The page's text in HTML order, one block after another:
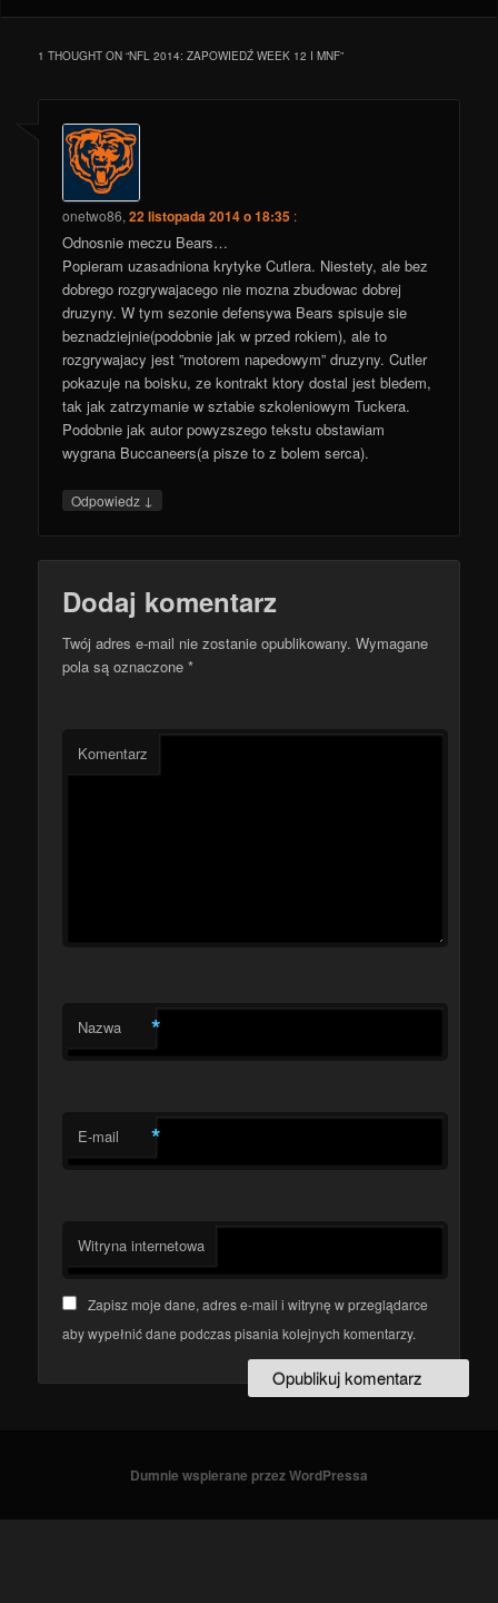
1 THOUGHT ON “NFL 2014: ZAPOWIEDŹ WEEK 12 I MNF”
onetwo86,22 listopada 2014 o 18:35 :
Odnosnie meczu Bears…
Popieram uzasadniona krytyke Cutlera. Niestety, ale bez
dobrego rozgrywajacego nie mozna zbudowac dobrej
druzyny. W tym sezonie defensywa Bears spisuje sie
beznadziejnie(podobnie jak w przed rokiem), ale to
rozgrywajacy jest ”motorem napedowym” druzyny. Cutler
pokazuje na boisku, ze kontrakt ktory dostal jest bledem,
tak jak zatrzymanie w sztabie szkoleniowym Tuckera.
Podobnie jak autor powyzszego tekstu obstawiam
wygrana Buccaneers(a pisze to z bolem serca).
Odpowiedz ↓
Dodaj komentarz
Twój adres e-mail nie zostanie opublikowany. Wymagane
pola są oznaczone*
Komentarz
Nazwa *
E-mail *
Witryna internetowa
Zapisz moje dane, adres e-mail i witrynę w przeglądarce
aby wypełnić dane podczas pisania kolejnych komentarzy.
Dumnie wspierane przez WordPressa